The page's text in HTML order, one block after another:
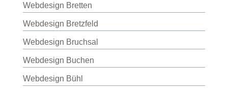
Webdesign Bretten
Webdesign Bretzfeld
Webdesign Bruchsal
Webdesign Buchen
Webdesign Bühl